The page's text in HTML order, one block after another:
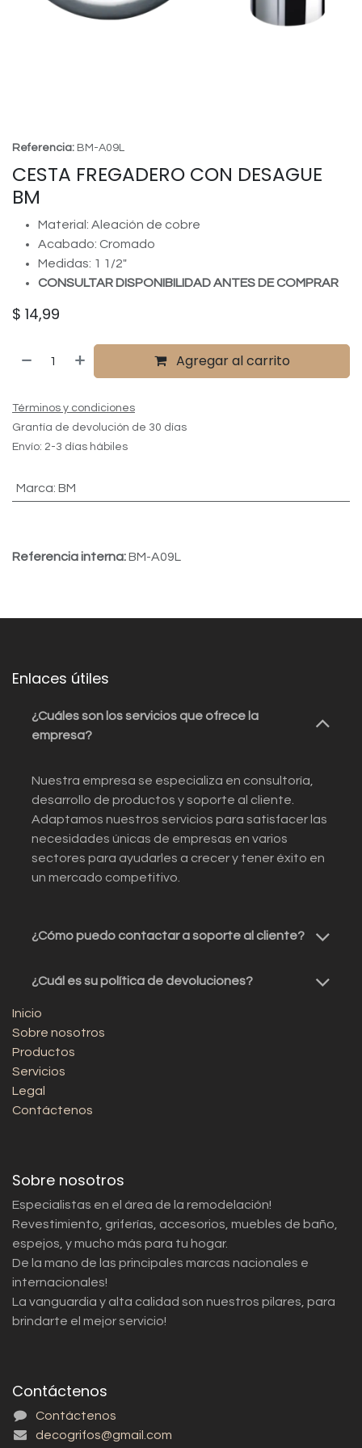
Referencia: BM-A09L
CESTA FREGADERO CON DESAGUE
BM
Material: Aleación de cobre
Acabado: Cromado
Medidas: 1 1/2"
CONSULTAR DISPONIBILIDAD ANTES DE COMPRAR
$ 14,99
Agregar al carrito
Términos y condiciones
Grantía de devolución de 30 días
Envío: 2-3 días hábiles
Marca: BM
Referencia interna:BM-A09L
Enlaces útiles
¿Cuáles son los servicios que ofrece la
empresa?
Nuestra empresa se especializa en consultoría,
desarrollo de productos y soporte al cliente.
Adaptamos nuestros servicios para satisfacer las
necesidades únicas de empresas en varios
sectores para ayudarles a crecer y tener éxito en
un mercado competitivo.
¿Cómo puedo contactar a soporte al cliente?
¿Cuál es su política de devoluciones?
Inicio
Sobre nosotros
Productos
Servicios
Legal
Contáctenos
Sobre nosotros
Especialistas en el área de la remodelación!
Revestimiento, griferías, accesorios, muebles de baño,
espejos, y mucho más para tu hogar.
De la mano de las principales marcas nacionales e
internacionales!
La vanguardia y alta calidad son nuestros pilares, para
brindarte el mejor servicio!
Contáctenos
Contáctenos
decogrifos@gmail.com